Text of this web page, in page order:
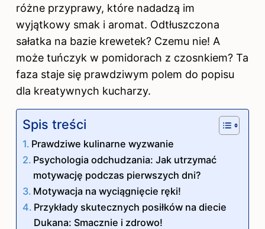
różne przyprawy, które nadadzą im
wyjątkowy smak i aromat. Odtłuszczona
sałatka na bazie krewetek? Czemu nie! A
może tuńczyk w pomidorach z czosnkiem? Ta
faza staje się prawdziwym polem do popisu
dla kreatywnych kucharzy.
Spis treści
Prawdziwe kulinarne wyzwanie
Psychologia odchudzania: Jak utrzymać
motywację podczas pierwszych dni?
Motywacja na wyciągnięcie ręki!
Przykłady skutecznych posiłków na diecie
Dukana: Smacznie i zdrowo!